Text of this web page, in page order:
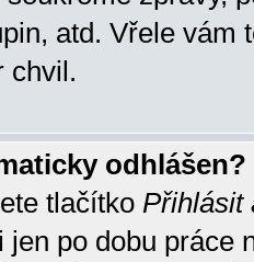
atd. Vřele vám
chvil.
odhlášen?
tlačítko Přihlásit
jen po dobu práce